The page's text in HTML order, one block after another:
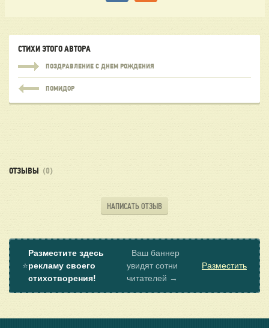
СТИХИ ЭТОГО АВТОРА
ПОЗДРАВЛЕНИЕ С ДНЕМ РОЖДЕНИЯ
ПОМИДОР
ОТЗЫВЫ (0)
НАПИСАТЬ ОТЗЫВ
⭐
Разместите здесь
рекламу своего
стихотворения!
Ваш баннер
увидят сотни
читателей →
Разместить